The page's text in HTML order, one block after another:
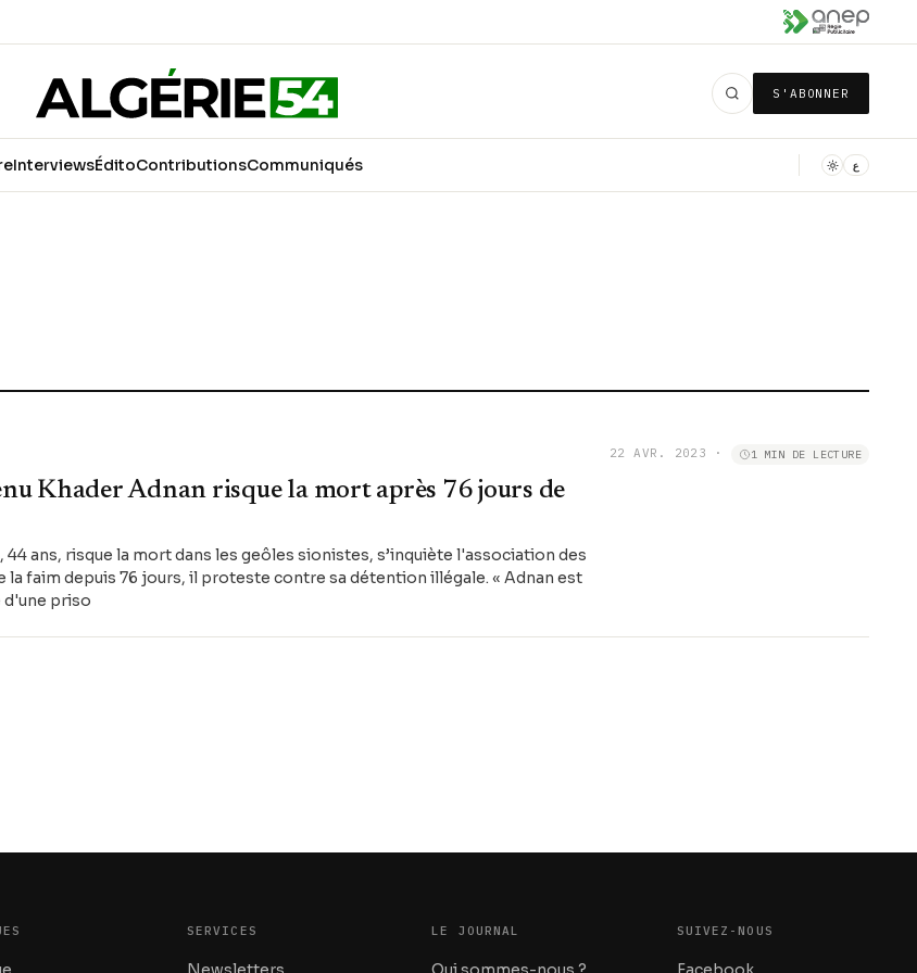
S'ABONNER
InterviewsÉditoContributionsCommuniqués ع
Khader Adnan risque la mort après 76 jours de
ans, risque la mort dans les geôles sionistes, s’inquiète l'association des
la faim depuis 76 jours, il proteste contre sa détention illégale. « Adnan est
d'une priso
22 AVR. 2023 · 1 MIN DE LECTURE
SERVICES LE JOURNAL SUIVEZ-NOUS